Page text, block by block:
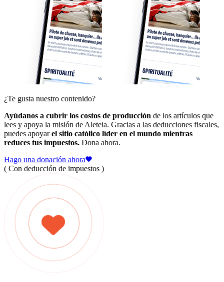
¿Te gusta nuestro contenido?
Ayúdanos a cubrir los costos de producción de los artículos que
lees y apoya la misión de Aleteia. Gracias a las deducciones fiscales,
puedes apoyarel sitio católico líder en el mundo mientras
reduces tus impuestos. Dona ahora.
Hago una donación ahora
( Con deducción de impuestos )